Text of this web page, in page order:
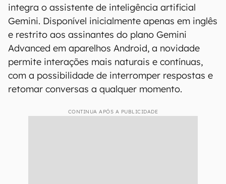
integra o assistente de inteligência artificial
Gemini. Disponível inicialmente apenas em inglês
e restrito aos assinantes do plano Gemini
Advanced em aparelhos Android, a novidade
permite interações mais naturais e contínuas,
com a possibilidade de interromper respostas e
retomar conversas a qualquer momento.
CONTINUA APÓS A PUBLICIDADE